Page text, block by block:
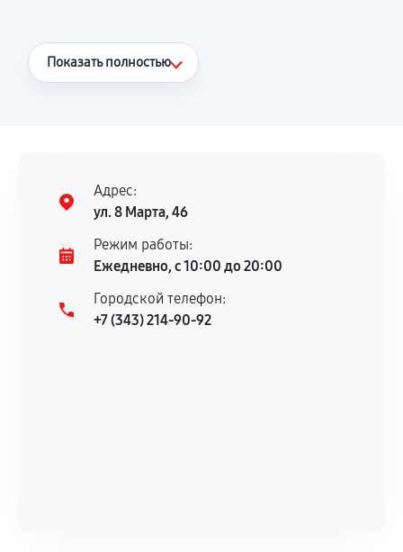
Что считается гарантийным случаем
нормальной эксплуатации в течение
гарантийного срока.
Несоответствие комплектующей заявленным
техническим характеристикам.
Документы для подтверждения
Показать полностью
Адрес:
ул. 8 Марта, 46
Режим работы:
Ежедневно, с 10:00 до 20:00
Городской телефон:
+7 (343) 214-90-92